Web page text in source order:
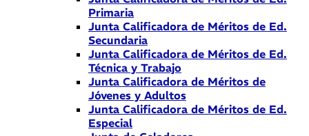
Primaria
Junta Calificadora de Méritos de Ed.
Secundaria
Junta Calificadora de Méritos de Ed.
Técnica y Trabajo
Junta Calificadora de Méritos de
Jóvenes y Adultos
Junta Calificadora de Méritos de Ed.
Especial